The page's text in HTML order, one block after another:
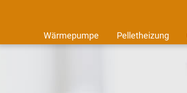
Wärmepumpe Pelletheizung